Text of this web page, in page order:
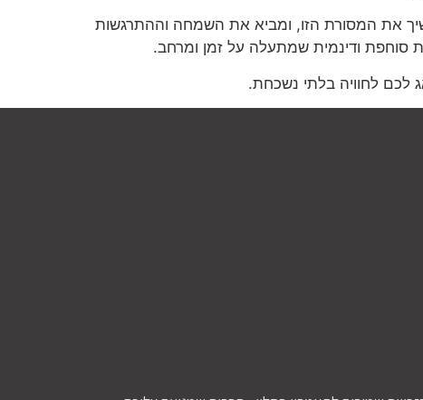
את המסורת הזו, ומביא את השמחה וההתרגשות
סוחפת ודינמית שמתעלה על זמן ומרחב.
לכם לחוויה בלתי נשכחת.